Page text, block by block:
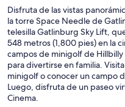
Disfruta de las vistas
la torre Space Needle de
telesilla Gatlinburg Sky Lift,
548 metros (1,800 pies) en la
campos de minigolf de Hillbilly
para divertirse en familia.
minigolf o conocer un campo
Luego, disfruta de un paseo
Cinema.